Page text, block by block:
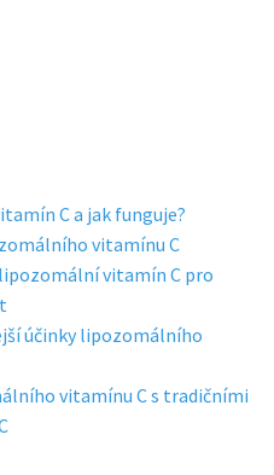
C a jak funguje?
vitamínu C
vitamín C pro
účinky lipozomálního
vitamínu C s tradičními